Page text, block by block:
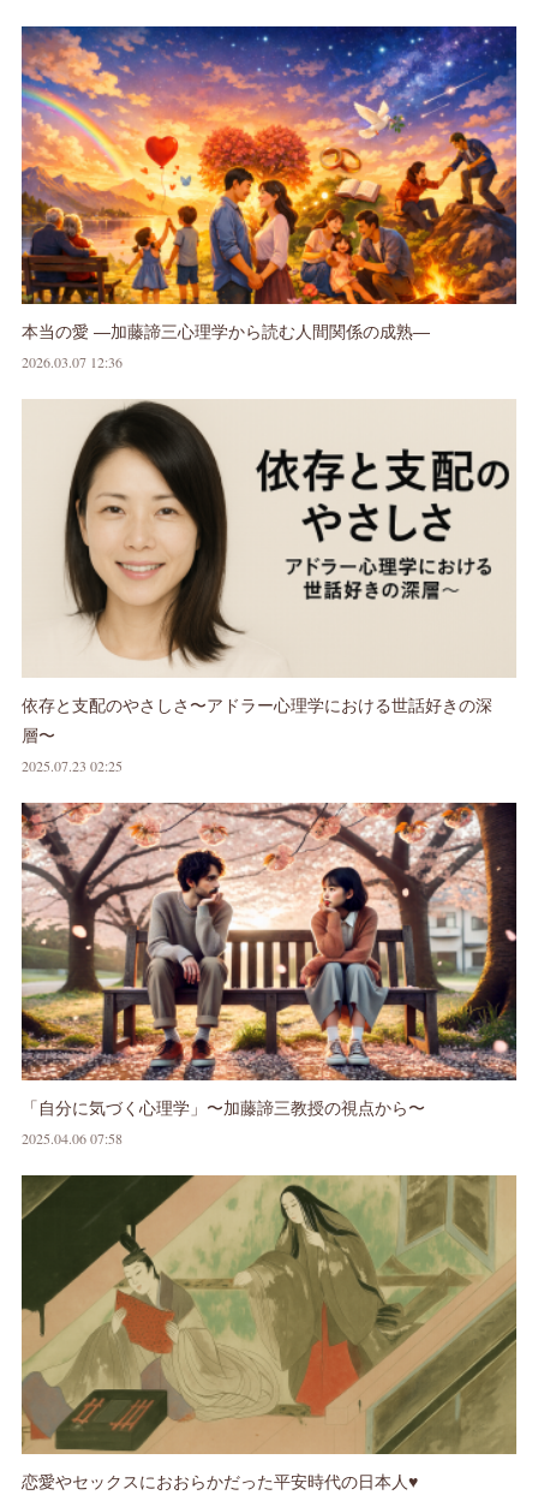
本当の愛 ―加藤諦三心理学から読む人間関係の成熟―
2026.03.07 12:36
依存と支配のやさしさ〜アドラー心理学における世話好きの深
層〜
2025.07.23 02:25
「自分に気づく心理学」〜加藤諦三教授の視点から〜
2025.04.06 07:58
恋愛やセックスにおおらかだった平安時代の日本人♥